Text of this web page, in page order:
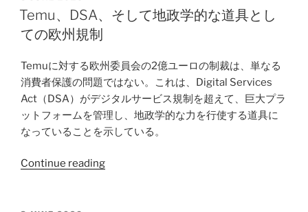
交
換
に
影
響
凍
結
――
米
中
競
ON
Temu、DSA、そして地政学的な道具とし
ての欧州規制
Temuに対する欧州委員会の2億ユーロの制裁は、単なる
消費者保護の問題ではない。これは、Digital Services
Act（DSA）がデジタルサービス規制を超えて、巨大プラ
ットフォームを管理し、地政学的な力を行使する道具に
なっていることを示している。
Continue reading“Temu、